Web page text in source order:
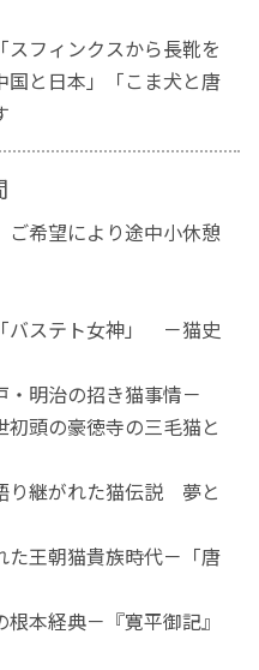
フィンクスから長靴を
国と日本」「こま犬と唐
ご希望により途中小休憩
バステト女神」 －猫史
明治の招き猫事情－
頭の豪徳寺の三毛猫と
り継がれた猫伝説 夢と
王朝猫貴族時代－「唐
本経典－『寛平御記』